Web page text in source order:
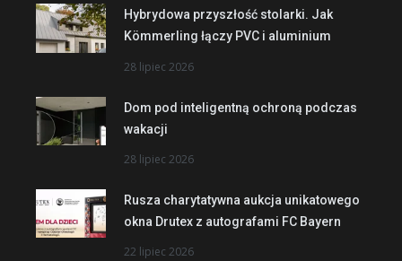
Hybrydowa przyszłość stolarki. Jak
Kömmerling łączy PVC i aluminium
28 lipiec 2026
Dom pod inteligentną ochroną podczas
wakacji
28 lipiec 2026
Rusza charytatywna aukcja unikatowego
okna Drutex z autografami FC Bayern
22 lipiec 2026